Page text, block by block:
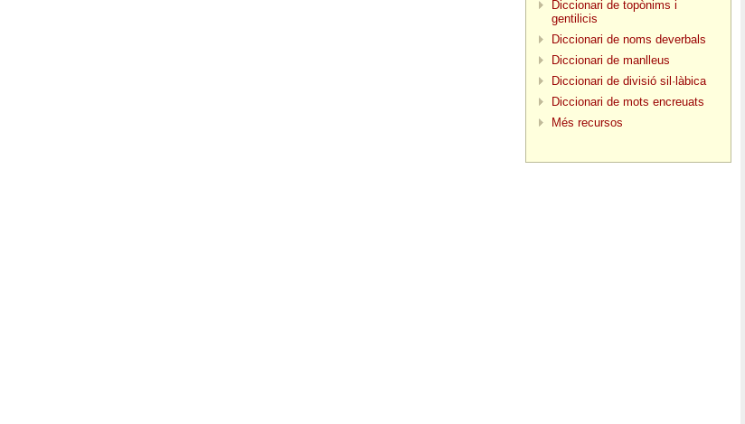
Diccionari de topònims i
gentilicis
Diccionari de noms deverbals
Diccionari de manlleus
Diccionari de divisió sil·làbica
Diccionari de mots encreuats
Més recursos